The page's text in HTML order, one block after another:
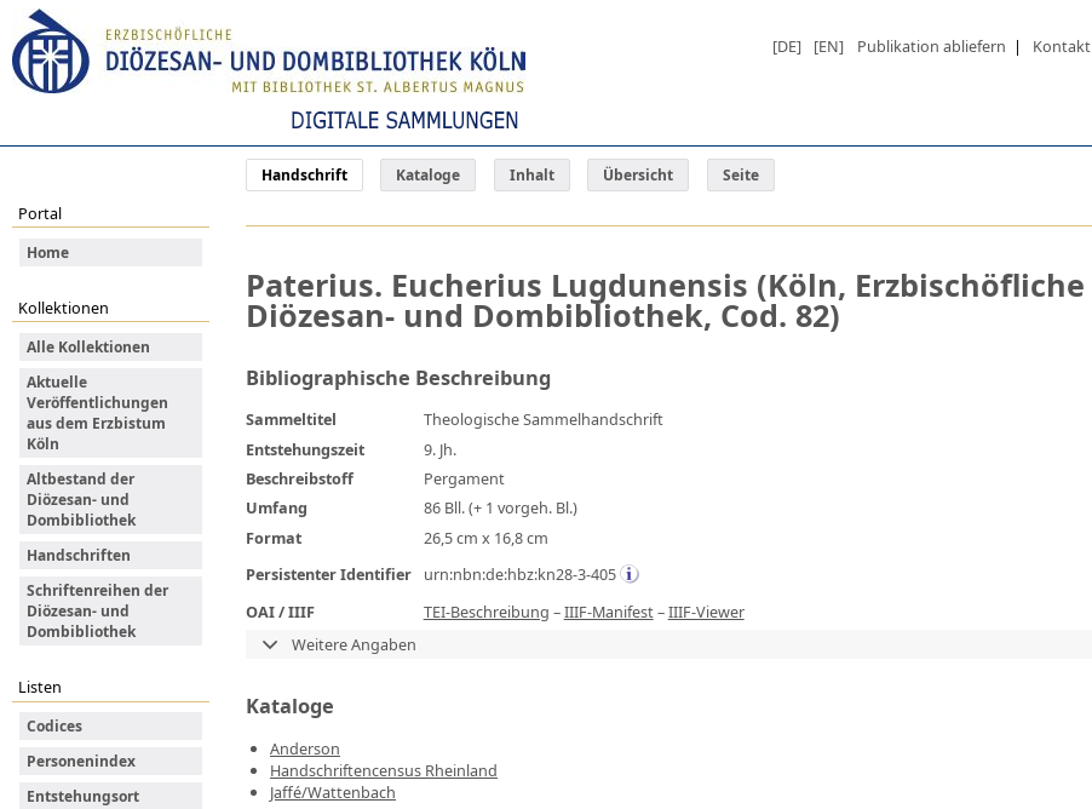
[DE] [EN] Publikation abliefern | Kontakt
Handschrift Kataloge Inhalt Übersicht Seite
Portal
Home
Kollektionen
Alle Kollektionen
Aktuelle
Veröffentlichungen
aus dem Erzbistum
Köln
Altbestand der
Diözesan- und
Dombibliothek
Handschriften
Schriftenreihen der
Diözesan- und
Dombibliothek
Listen
Codices
Personenindex
Entstehungsort
Paterius. Eucherius Lugdunensis (Köln, Erzbischöfliche
Diözesan- und Dombibliothek, Cod. 82)
Bibliographische Beschreibung
Sammeltitel
Theologische Sammelhandschrift
Entstehungszeit
9. Jh.
Beschreibstoff
Pergament
Umfang
86 Bll. (+ 1 vorgeh. Bl.)
Format
26,5 cm x 16,8 cm
Persistenter Identifier
urn:nbn:de:hbz:kn28-3-405
OAI / IIIF
TEI-Beschreibung –IIIF-Manifest–IIIF-Viewer
Weitere Angaben
Kataloge
Anderson
Handschriftencensus Rheinland
Jaffé/Wattenbach